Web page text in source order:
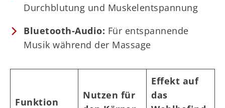
Durchblutung und Muskelentspannung
Bluetooth-Audio: Für entspannende
Musik während der Massage
Funktion
Nutzen für
Effekt auf
das